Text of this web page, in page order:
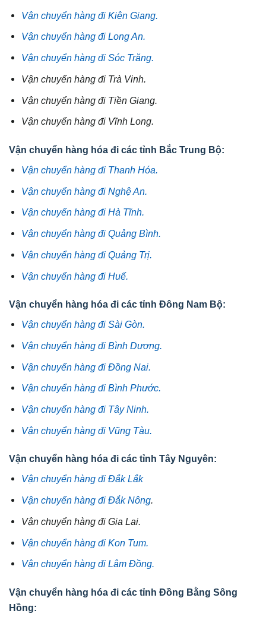
Vận chuyển hàng đi Kiên Giang.
Vận chuyển hàng đi Long An.
Vận chuyển hàng đi Sóc Trăng.
Vận chuyển hàng đi Trà Vinh.
Vận chuyển hàng đi Tiền Giang.
Vận chuyển hàng đi Vĩnh Long.
Vận chuyển hàng hóa đi các tỉnh Bắc Trung Bộ:
Vận chuyển hàng đi Thanh Hóa.
Vận chuyển hàng đi Nghệ An.
Vận chuyển hàng đi Hà Tĩnh.
Vận chuyển hàng đi Quảng Bình.
Vận chuyển hàng đi Quảng Trị.
Vận chuyển hàng đi Huế.
Vận chuyển hàng hóa đi các tỉnh Đông Nam Bộ:
Vận chuyển hàng đi Sài Gòn.
Vận chuyển hàng đi Bình Dương.
Vận chuyển hàng đi Đồng Nai.
Vận chuyển hàng đi Bình Phước.
Vận chuyển hàng đi Tây Ninh.
Vận chuyển hàng đi Vũng Tàu.
Vận chuyển hàng hóa đi các tỉnh Tây Nguyên:
Vận chuyển hàng đi Đắk Lắk
Vận chuyển hàng đi Đắk Nông.
Vận chuyển hàng đi Gia Lai.
Vận chuyển hàng đi Kon Tum.
Vận chuyển hàng đi Lâm Đồng.
Vận chuyển hàng hóa đi các tỉnh Đồng Bằng Sông
Hồng: